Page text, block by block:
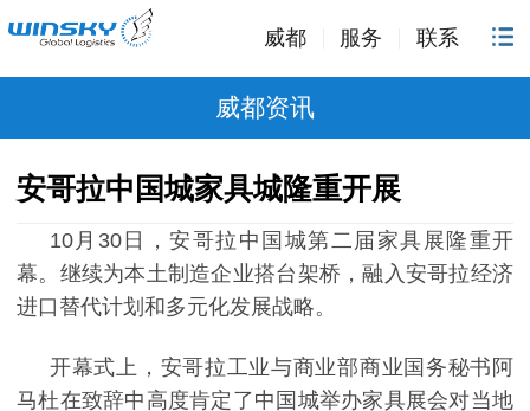
威都 服务 联系
威都资讯
安哥拉中国城家具城隆重开展
10 月 30日，安哥拉中国城第二届家具展隆重开
幕。继续为本土制造企业搭台架桥，融入安哥拉经济
进口替代计划和多元化发展战略。
开幕式上，安哥拉工业与商业部商业国务秘书阿
马杜在致辞中高度肯定了中国城举办家具展会对当地